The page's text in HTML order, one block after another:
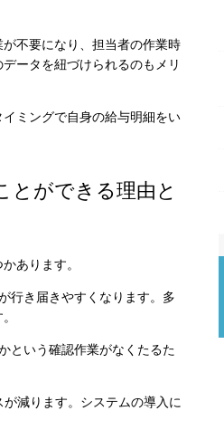
不要になり、担当者の作業時
ータを紐づけられるのもメリ
ミングで自身の給与明細をい
とができる理由と
あります。
行き届きやすくなります。多
という確認作業がなくたるた
減ります。システムの導入に